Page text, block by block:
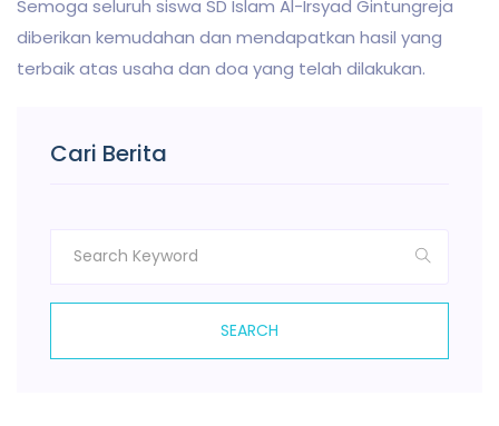
Semoga seluruh siswa SD Islam Al-Irsyad Gintungreja
diberikan kemudahan dan mendapatkan hasil yang
terbaik atas usaha dan doa yang telah dilakukan.
Cari Berita
SEARCH